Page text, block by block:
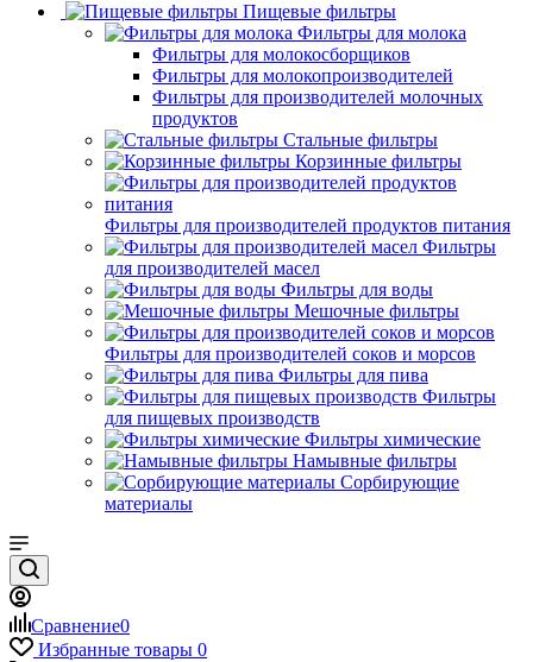
Пищевые фильтры
Фильтры для молока
Фильтры для молокосборщиков
Фильтры для молокопроизводителей
Фильтры для производителей молочных
продуктов
Стальные фильтры
Корзинные фильтры
Фильтры для производителей продуктов питания
Фильтры
для производителей масел
Фильтры для воды
Мешочные фильтры
Фильтры для производителей соков и морсов
Фильтры для пива
Фильтры
для пищевых производств
Фильтры химические
Намывные фильтры
Сорбирующие
материалы
Сравнение0
Избранные товары 0